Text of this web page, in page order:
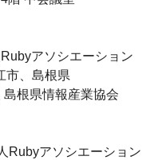
アソシエーション
市、島根県
根県情報産業協会
Rubyアソシエーション